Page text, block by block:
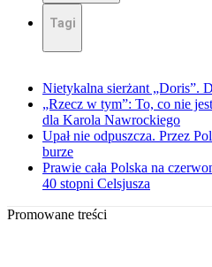
Tagi
Nietykalna sierżant „Doris”.
„Rzecz w tym”: To, co nie
dla Karola Nawrockiego
Upał nie odpuszcza. Przez
burze
Prawie cała Polska na
40 stopni Celsjusza
Promowane treści